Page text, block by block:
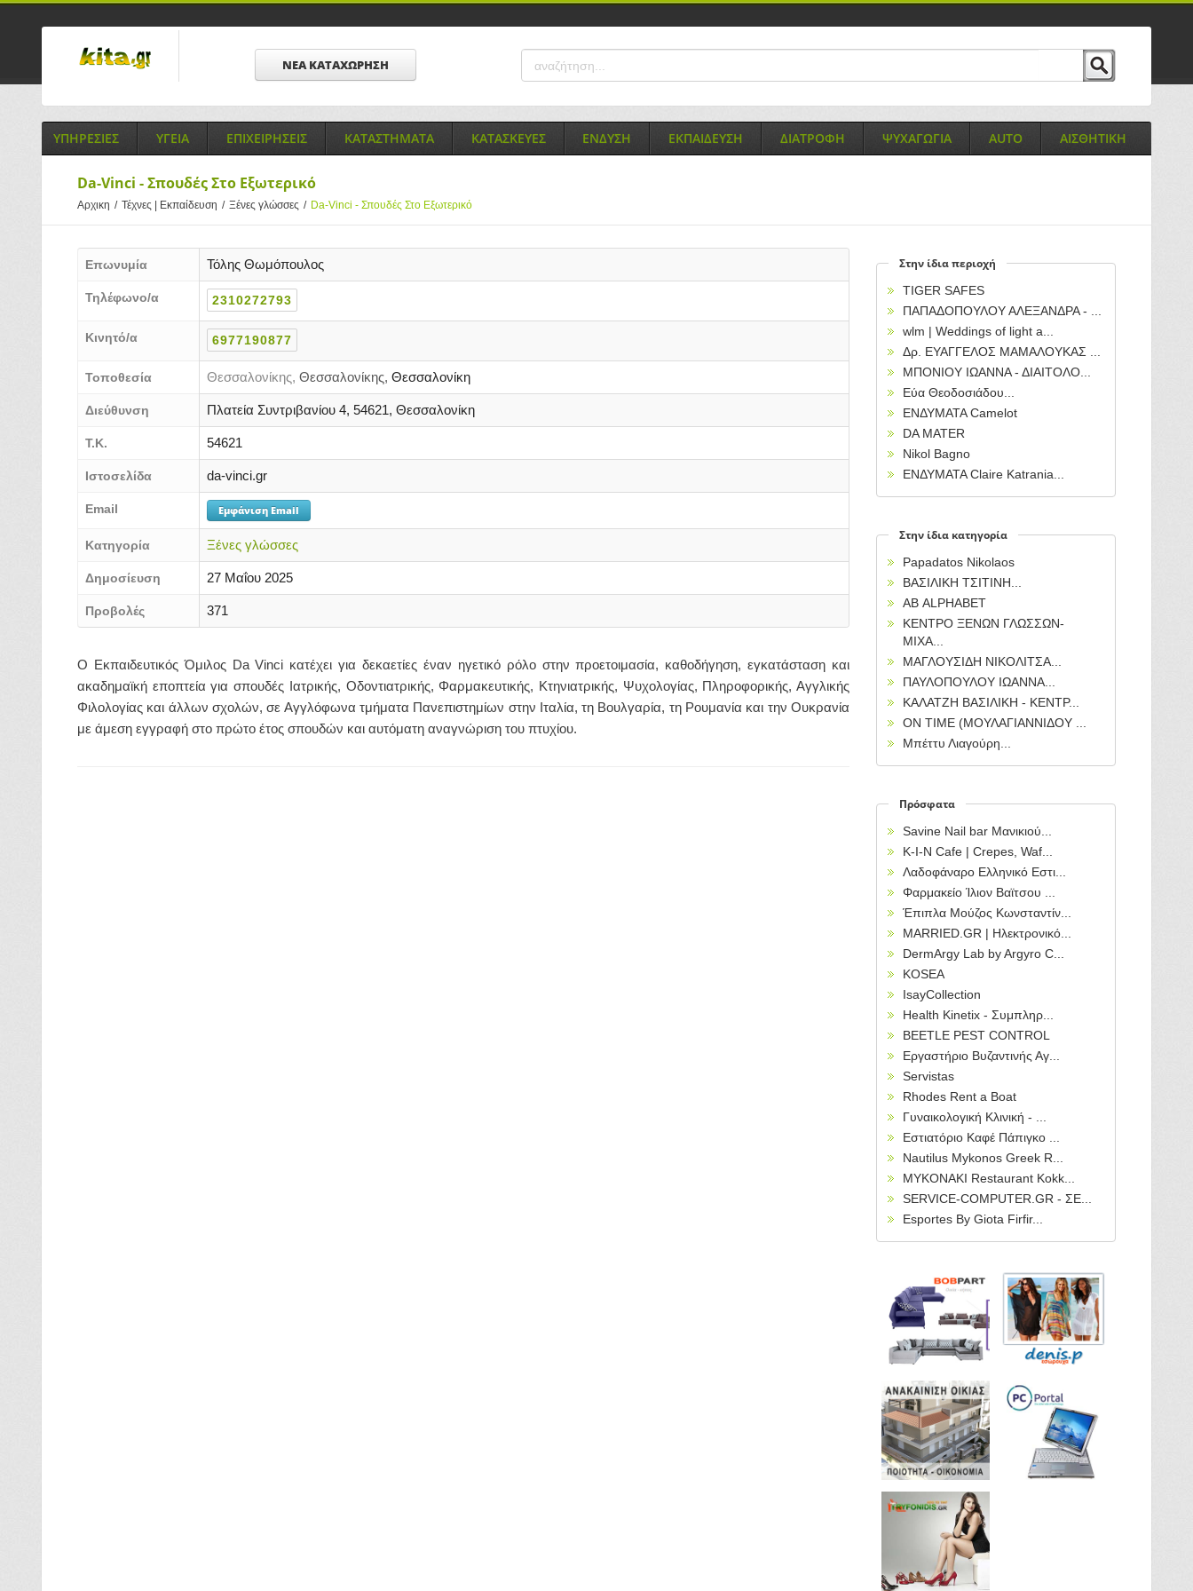
ΝΕΑ ΚΑΤΑΧΩΡΗΣΗ
ΥΠΗΡΕΣΙΕΣ ΥΓΕΙΑ ΕΠΙΧΕΙΡΗΣΕΙΣ ΚΑΤΑΣΤΗΜΑΤΑ ΚΑΤΑΣΚΕΥΕΣ ΕΝΔΥΣΗ ΕΚΠΑΙΔΕΥΣΗ ΔΙΑΤΡΟΦΗ ΨΥΧΑΓΩΓΙΑ AUTO ΑΙΣΘΗΤΙΚΗ
Da-Vinci - Σπουδές Στο Εξωτερικό
Αρχικη / Τέχνες | Εκπαίδευση / Ξένες γλώσσες / Da-Vinci - Σπουδές Στο Εξωτερικό
Επωνυμία Τόλης Θωμόπουλος
Τηλέφωνο/α 2310272793
Κινητό/α 6977190877
Τοποθεσία Θεσσαλονίκης, Θεσσαλονίκης, Θεσσαλονίκη
Διεύθυνση Πλατεία Συντριβανίου 4, 54621, Θεσσαλονίκη
Τ.Κ. 54621
Ιστοσελίδα da-vinci.gr
Email Εμφάνιση Email
Κατηγορία Ξένες γλώσσες
Δημοσίευση 27 Μαΐου 2025
Προβολές 371
Ο Εκπαιδευτικός Όμιλος Da Vinci κατέχει για δεκαετίες έναν ηγετικό ρόλο στην προετοιμασία, καθοδήγηση, εγκατάσταση και
ακαδημαϊκή εποπτεία για σπουδές Ιατρικής, Οδοντιατρικής, Φαρμακευτικής, Κτηνιατρικής, Ψυχολογίας, Πληροφορικής, Αγγλικής
Φιλολογίας και άλλων σχολών, σε Αγγλόφωνα τμήματα Πανεπιστημίων στην Ιταλία, τη Βουλγαρία, τη Ρουμανία και την Ουκρανία
με άμεση εγγραφή στο πρώτο έτος σπουδών και αυτόματη αναγνώριση του πτυχίου.
Στην ίδια περιοχή
TIGER SAFES
ΠΑΠΑΔΟΠΟΥΛΟΥ ΑΛΕΞΑΝΔΡΑ - ...
wlm | Weddings of light a...
Δρ. ΕΥΑΓΓΕΛΟΣ ΜΑΜΑΛΟΥΚΑΣ ...
ΜΠΟΝΙΟΥ ΙΩΑΝΝΑ - ΔΙΑΙΤΟΛΟ...
Εύα Θεοδοσιάδου...
ΕΝΔΥΜΑΤΑ Camelot
DA MATER
Nikol Bagno
ΕΝΔΥΜΑΤΑ Claire Katrania...
Στην ίδια κατηγορία
Papadatos Nikolaos
ΒΑΣΙΛΙΚΗ ΤΣΙΤΙΝΗ...
ΑΒ ALPHABET
ΚΕΝΤΡΟ ΞΕΝΩΝ ΓΛΩΣΣΩΝ-
ΜΙΧΑ...
ΜΑΓΛΟΥΣΙΔΗ ΝΙΚΟΛΙΤΣΑ...
ΠΑΥΛΟΠΟΥΛΟΥ ΙΩΑΝΝΑ...
ΚΑΛΑΤΖΗ ΒΑΣΙΛΙΚΗ - ΚΕΝΤΡ...
ON TIME (ΜΟΥΛΑΓΙΑΝΝΙΔΟΥ ...
Μπέττυ Λιαγούρη...
Πρόσφατα
Savine Nail bar Μανικιού...
Κ-Ι-Ν Cafe | Crepes, Waf...
Λαδοφάναρο Ελληνικό Εστι...
Φαρμακείο Ίλιον Βαϊτσου ...
Έπιπλα Μούζος Κωνσταντίν...
MARRIED.GR | Ηλεκτρονικό...
DermArgy Lab by Argyro C...
KOSEA
IsayCollection
Health Kinetix - Συμπληρ...
BEETLE PEST CONTROL
Εργαστήριο Βυζαντινής Αγ...
Servistas
Rhodes Rent a Boat
Γυναικολογική Κλινική - ...
Εστιατόριο Καφέ Πάπιγκο ...
Nautilus Mykonos Greek R...
MYKONAKI Restaurant Kokk...
SERVICE-COMPUTER.GR - ΣΕ...
Esportes By Giota Firfir...